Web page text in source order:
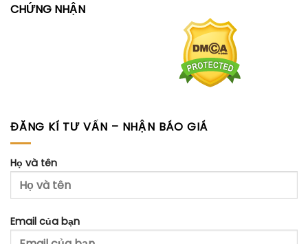
CHỨNG NHẬN
ĐĂNG KÍ TƯ VẤN – NHẬN BÁO GIÁ
Họ và tên
Email của bạn